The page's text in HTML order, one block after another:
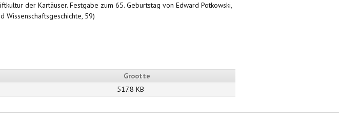
der Kartäuser. Festgabe zum 65. Geburtstag von Edward Potkowski,
Wissenschaftsgeschichte, 59)
Grootte
517.8 KB